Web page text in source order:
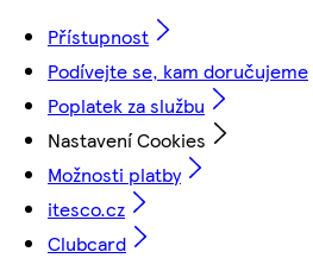
Přístupnost
Podívejte se, kam doručujeme
Poplatek za službu
Nastavení Cookies
Možnosti platby
itesco.cz
Clubcard